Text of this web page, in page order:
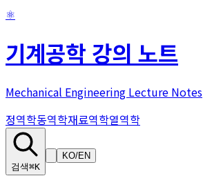
⚛
기계공학 강의 노트
Mechanical Engineering Lecture Notes
정역학동역학재료역학열역학
검색⌘K
KO/EN